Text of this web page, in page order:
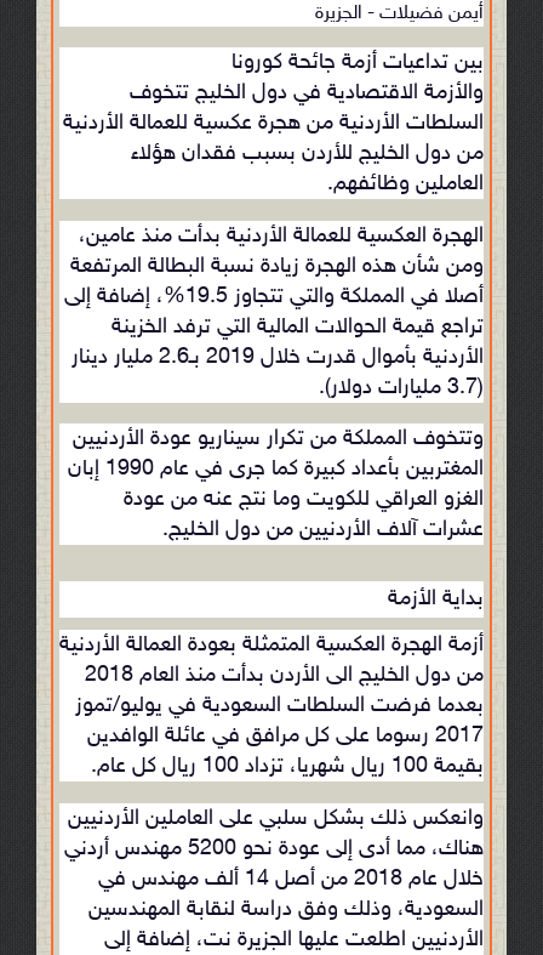
أيمن فضيلات - الجزيرة
بين تداعيات أزمة جائحة كورونا
والأزمة الاقتصادية في دول الخليج تتخوف
السلطات الأردنية من هجرة عكسية للعمالة الأردنية
من دول الخليج للأردن بسبب فقدان هؤلاء
العاملين وظائفهم.
الهجرة العكسية للعمالة الأردنية بدأت منذ عامين،
ومن شأن هذه الهجرة زيادة نسبة البطالة المرتفعة
أصلا في المملكة والتي تتجاوز 19.5%، إضافة إلى
تراجع قيمة الحوالات المالية التي ترفد الخزينة
الأردنية بأموال قدرت خلال 2019 بـ2.6 مليار دينار
(3.7 مليارات دولار).
وتتخوف المملكة من تكرار سيناريو عودة الأردنيين
المغتربين بأعداد كبيرة كما جرى في عام 1990 إبان
الغزو العراقي للكويت وما نتج عنه من عودة
عشرات آلاف الأردنيين من دول الخليج.
بداية الأزمة
أزمة الهجرة العكسية المتمثلة بعودة العمالة الأردنية
من دول الخليج الى الأردن بدأت منذ العام 2018
بعدما فرضت السلطات السعودية في يوليو/تموز
2017 رسوما على كل مرافق في عائلة الوافدين
بقيمة 100 ريال شهريا، تزداد 100 ريال كل عام.
وانعكس ذلك بشكل سلبي على العاملين الأردنيين
هناك، مما أدى إلى عودة نحو 5200 مهندس أردني
خلال عام 2018 من أصل 14 ألف مهندس في
السعودية، وذلك وفق دراسة لنقابة المهندسين
الأردنيين اطلعت عليها الجزيرة نت، إضافة إلى